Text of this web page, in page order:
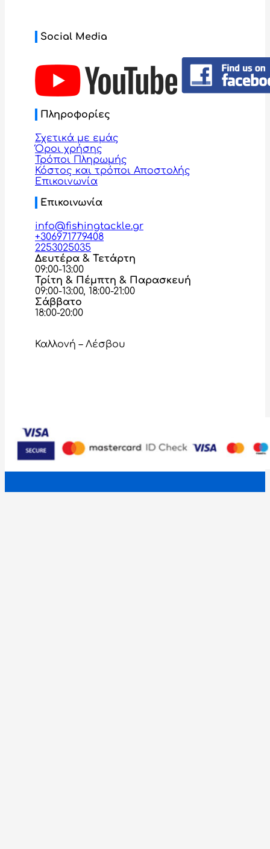
Social Media
Πληροφορίες
Σχετικά με εμάς
Όροι χρήσης
Τρόποι Πληρωμής
Κόστος και τρόποι Αποστολής
Επικοινωνία
Επικοινωνία
info@fishingtackle.gr
+306971779408
2253025035
Δευτέρα & Τετάρτη
09:00-13:00
Τρίτη & Πέμπτη & Παρασκευή
09:00-13:00, 18:00-21:00
Σάββατο
18:00-20:00
Καλλονή – Λέσβου